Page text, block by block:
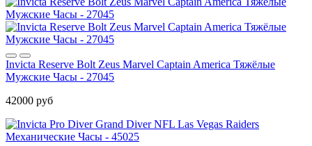
Invicta Reserve Bolt Zeus Marvel Captain America Тяжёлые
Мужские Часы - 27045
42000 руб